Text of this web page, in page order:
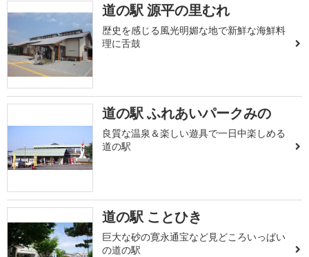
道の駅 源平の里むれ
歴史を感じる風光明媚な地で新鮮な海鮮料
理に舌鼓
道の駅 ふれあいパークみの
良質な温泉＆楽しい遊具で一日中楽しめる
道の駅
道の駅 ことひき
巨大な砂の寛永通宝など見どころいっぱい
の道の駅